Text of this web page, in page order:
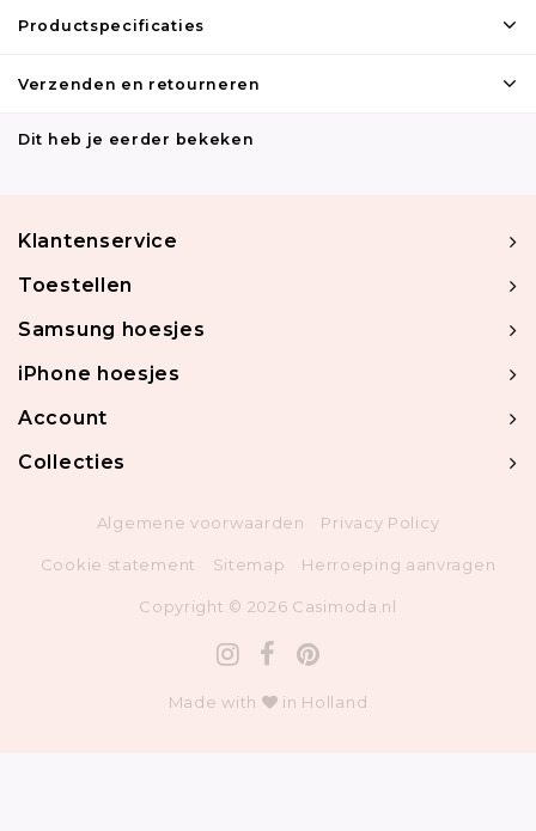
Productspecificaties
Verzenden en retourneren
Dit heb je eerder bekeken
Klantenservice
Toestellen
Samsung hoesjes
iPhone hoesjes
Account
Collecties
Algemene voorwaarden Privacy Policy
Cookie statement Sitemap Herroeping aanvragen
Copyright © 2026 Casimoda.nl
Made with in Holland